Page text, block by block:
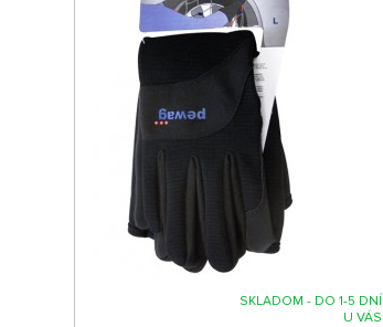
SKLADOM - DO 1-5 DNÍ
U VÁS